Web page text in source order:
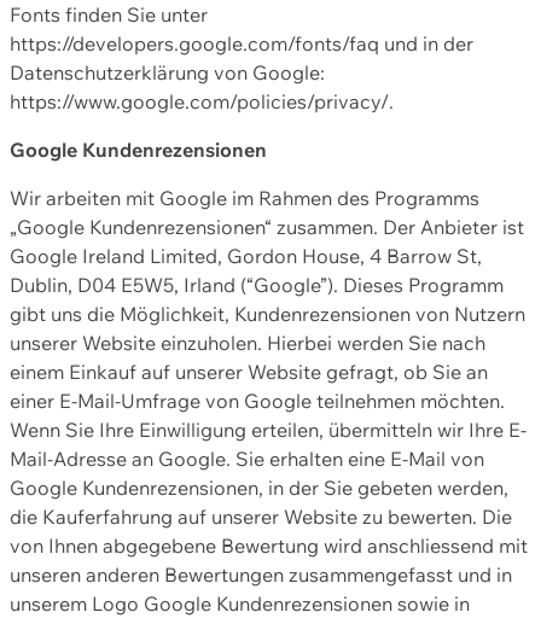
Fonts finden Sie unter
https://developers.google.com/fonts/faq und in der
Datenschutzerklärung von Google:
https://www.google.com/policies/privacy/.
Google Kundenrezensionen
Wir arbeiten mit Google im Rahmen des Programms
„Google Kundenrezensionen“ zusammen. Der Anbieter ist
Google Ireland Limited, Gordon House, 4 Barrow St,
Dublin, D04 E5W5, Irland (“Google”). Dieses Programm
gibt uns die Möglichkeit, Kundenrezensionen von Nutzern
unserer Website einzuholen. Hierbei werden Sie nach
einem Einkauf auf unserer Website gefragt, ob Sie an
einer E-Mail-Umfrage von Google teilnehmen möchten.
Wenn Sie Ihre Einwilligung erteilen, übermitteln wir Ihre E-
Mail-Adresse an Google. Sie erhalten eine E-Mail von
Google Kundenrezensionen, in der Sie gebeten werden,
die Kauferfahrung auf unserer Website zu bewerten. Die
von Ihnen abgegebene Bewertung wird anschliessend mit
unseren anderen Bewertungen zusammengefasst und in
unserem Logo Google Kundenrezensionen sowie in